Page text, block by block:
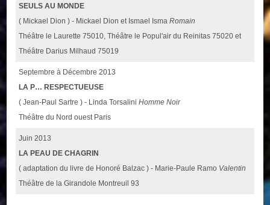
SEULS AU MONDE
( Mickael Dion ) - Mickael Dion et Ismael IsmaRomain
Théâtre le Laurette 75010, Théâtre le Popul'air du Reinitas 75020 et
Théâtre Darius Milhaud 75019
Septembre à Décembre 2013
LA P… RESPECTUEUSE
( Jean-Paul Sartre ) - Linda TorsaliniHomme Noir
Théâtre du Nord ouest Paris
Juin 2013
LA PEAU DE CHAGRIN
( adaptation du livre de Honoré Balzac ) - Marie-Paule Ramo Valentin
Théâtre de la Girandole Montreuil 93